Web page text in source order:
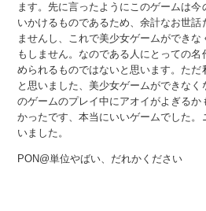
ます。先に言ったようにこのゲームは
いかけるものであるため、余計なお世
ませんし、これで美少女ゲームができ
もしません。なのである人にとっての
められるものではないと思います。た
と思いました、美少女ゲームができな
のゲームのプレイ中にアオイがよぎるか
かったです、本当にいいゲームでした
いました。
PON@単位やばい、だれかください